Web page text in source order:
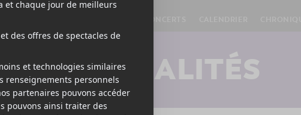
ACTUALITÉS